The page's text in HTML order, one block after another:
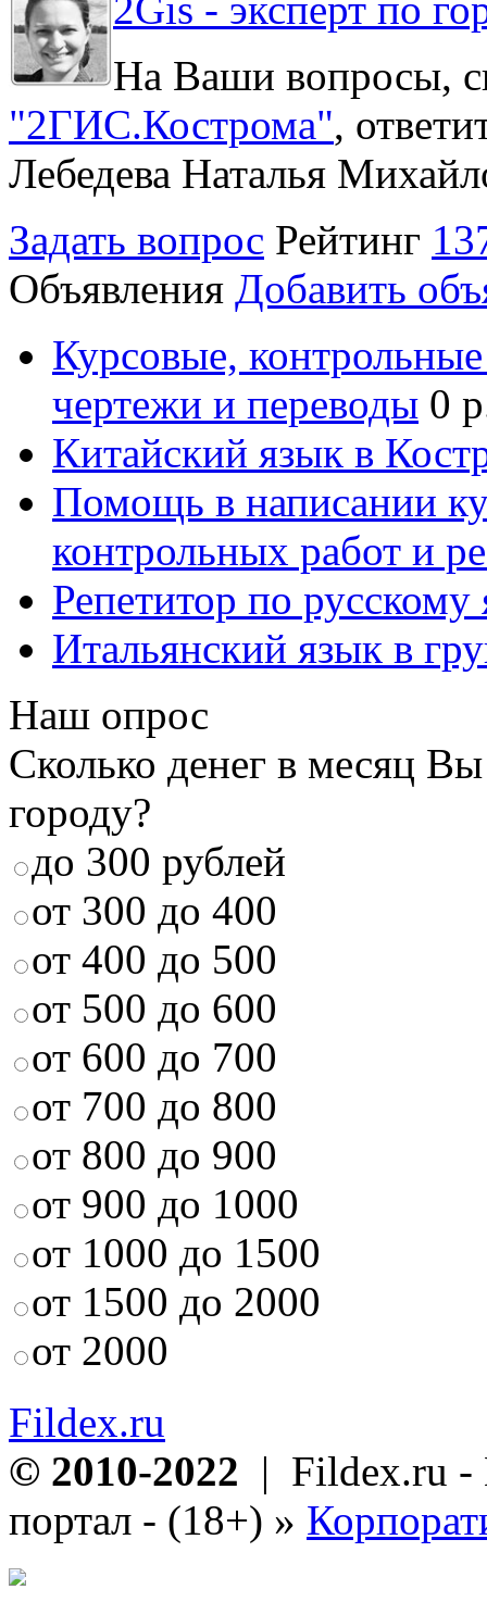
На Ваши вопросы,
"2ГИС.Кострома",
Лебедева Наталья
Задать вопрос Рейтинг
Объявления Добавить
Курсовые,
чертежи и переводы 0
Китайский язык в
Помощь в написании
контрольных работ и
Репетитор по русскому
Итальянский язык в
Наш опрос
Сколько денег в месяц
городу?
до 300 рублей
от 300 до 400
от 400 до 500
от 500 до 600
от 600 до 700
от 700 до 800
от 800 до 900
от 900 до 1000
от 1000 до 1500
от 1500 до 2000
от 2000
Fildex.ru
© 2010-2022 | Fildex.ru -
портал - (18+) »